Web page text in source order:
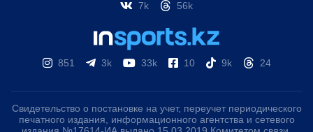
7k
56k
851 3k 33k 10 9k 24
Свидетельство о постановке на учет, переучет периодического
печатного издания, информационного агентства и сетевого